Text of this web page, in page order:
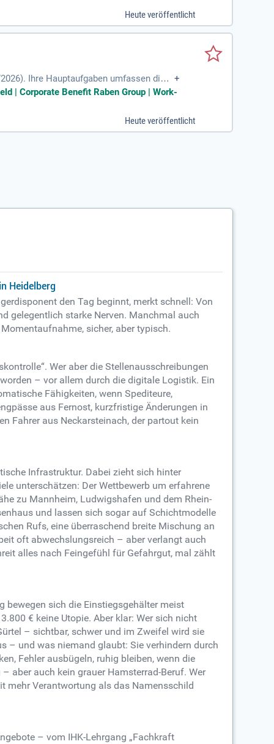
Heute veröffentlicht
Ihre Hauptaufgaben umfassen die s
Sie sind verantwortlich für die Pfleg
mit Kunden und koordinieren Transpor
idealerweise mit Erfahrung
+
| Corporate Benefit Raben Group | Work-
Heute veröffentlicht
Heidelberg
den Tag beginnt, merkt schnell: Von
gelegentlich starke Nerven. Manchmal auch
sicher, aber typisch.
Wer aber die Stellenausschreibungen
– vor allem durch die digitale Logistik. Ein
Fähigkeiten, wenn Spediteure,
aus Fernost, kurzfristige Änderungen in
Fahrer aus Neckarsteinach, der partout kein
Infrastruktur. Dabei zieht sich hinter
unterschätzen: Der Wettbewerb um erfahrene
zu Mannheim, Ludwigshafen und dem Rhein-
und lassen sich sogar auf Schichtmodelle
Rufs, eine überraschend breite Mischung an
oft abwechslungsreich – aber verlangt auch
alles nach Feingefühl für Gefahrgut, mal zählt
bewegen sich die Einstiegsgehälter meist
€ keine Utopie. Aber klar: Wer sich nicht
– sichtbar, schwer und im Zweifel wird sie
– und was niemand glaubt: Sie verhindern durch
Fehler ausbügeln, ruhig bleiben, wenn die
aber auch kein grauer Hamsterrad-Beruf. Wer
mehr Verantwortung als das Namensschild
– vom IHK-Lehrgang „Fachkraft